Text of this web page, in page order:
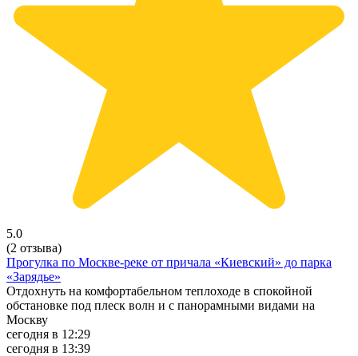
5.0
(2 отзыва)
Прогулка по Москве-реке от причала «Киевский» до парка
«Зарядье»
Отдохнуть на комфортабельном теплоходе в спокойной
обстановке под плеск волн и с панорамными видами на
Москву
сегодня в 12:29
сегодня в 13:39